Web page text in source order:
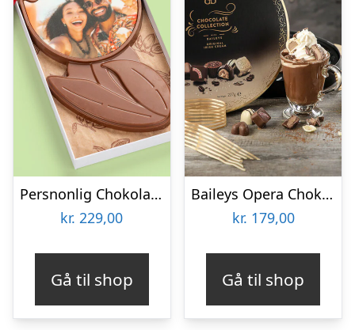
Persnonlig Chokoladeblomst med Billede
kr. 229,00
Gå til shop
Baileys Opera Chokoladeæske
kr. 179,00
Gå til shop